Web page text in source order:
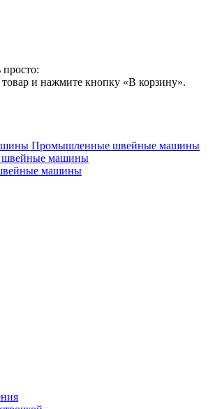
и нажмите кнопку «В корзину».
Промышленные швейные машины
швейные машины
машины